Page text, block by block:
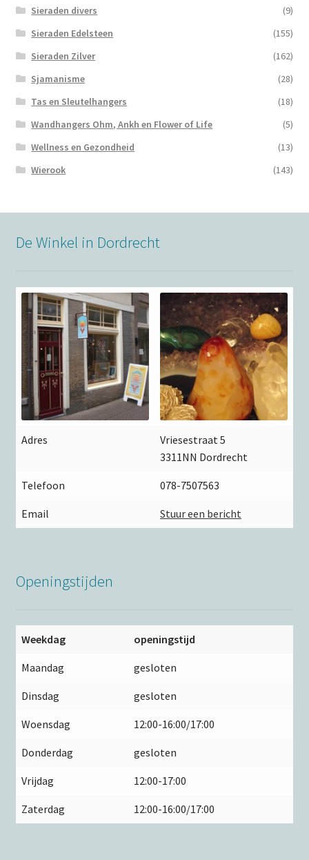
Sieraden divers
(9)
Sieraden Edelsteen
(155)
Sieraden Zilver
(162)
Sjamanisme
(28)
Tas en Sleutelhangers
(18)
Wandhangers Ohm, Ankh en Flower of Life
(5)
Wellness en Gezondheid
(13)
Wierook
(143)
De Winkel in Dordrecht
Adres
Vriesestraat 5
3311NN Dordrecht
Telefoon 078-7507563
Email Stuur een bericht
Openingstijden
Weekdag openingstijd
Maandag gesloten
Dinsdag gesloten
Woensdag 12:00-16:00/17:00
Donderdag gesloten
Vrijdag 12:00-17:00
Zaterdag 12:00-16:00/17:00